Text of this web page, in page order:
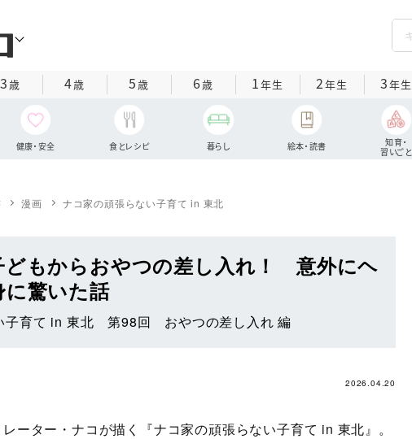
3歳 4歳 5歳 6歳 1年生 2年生 3年生
健康・安全 食とレシピ 暮らし 絵本・読書
知育・
習いごと
漫画 ナコ家の頑張らない子育て in 東北
どもからおやつの差し入れ！ 意外にヘ
驚いた話
子育て in 東北 第98回 おやつの差し入れ 編
2026.04.20
ーター・ナコが描く『ナコ家の頑張らない子育て in 東北』。